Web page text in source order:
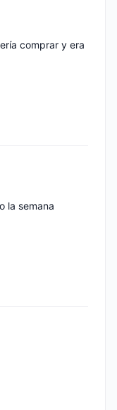
comprar y era
la semana